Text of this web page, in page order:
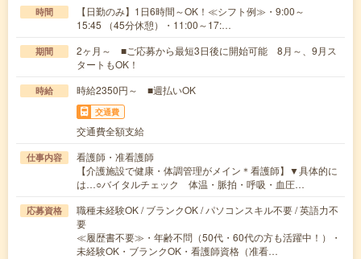
時間
【日勤のみ】1日6時間～OK！≪シフト例≫・9:00～
15:45 （45分休憩）・11:00～17:…
期間
2ヶ月～ ■ご応募から最短3日後に開始可能 8月～、9月ス
タートもOK！
時給 時給2350円～ ■週払いOK
交通費
交通費全額支給
仕事内容
看護師・准看護師
【介護施設で健康・体調管理がメイン＊看護師】▼具体的に
は…○バイタルチェック 体温・脈拍・呼吸・血圧…
応募資格
職種未経験OK / ブランクOK / パソコンスキル不要 / 英語力不
要
≪履歴書不要≫・年齢不問（50代・60代の方も活躍中！）・
未経験OK・ブランクOK・看護師資格（准看…